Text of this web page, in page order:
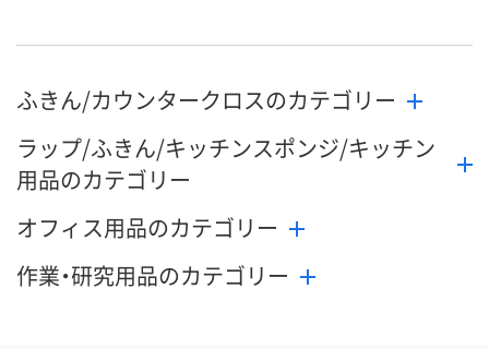
ふきん/カウンタークロスのカテゴリー
ラップ/ふきん/キッチンスポンジ/キッチン
用品のカテゴリー
オフィス用品のカテゴリー
作業・研究用品のカテゴリー